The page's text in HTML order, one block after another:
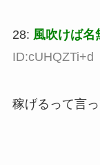
28: 風吹けば名
ID:cUHQZTi+d
稼げるって言